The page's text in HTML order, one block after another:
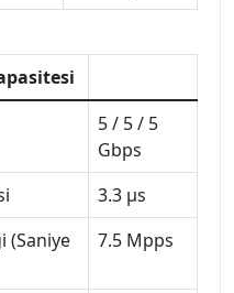
5 / 5 / 5
Gbps
3.3 μs
(Saniye
7.5 Mpps